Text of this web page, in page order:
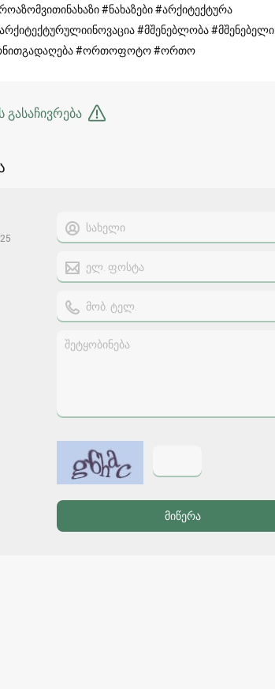
#ნახაზები #არქიტექტურა
#მშენებლობა #მშენებელი
#ორთოფოტო #ორთო
გასაჩივრება